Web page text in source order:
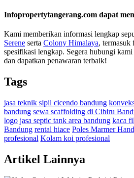
Infopropertytangerang.com dapat
Kami memberikan informasi lengkap
Serene serta Colony Himalaya, termasuk
spesifikasi lengkap. Segera hubungi
dan dapatkan penawaran terbaik!
Tags
jasa teknik sipil cicendo bandung
bandung sewa scaffolding di Cibiru
logo jasa septic tank area bandung kaca
Bandung rental hiace Poles Marmer
profesional Kolam koi profesional
Artikel Lainnya